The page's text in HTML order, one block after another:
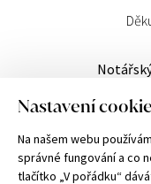
Nastavení
Na našem webu
správné fungování a co
tlačítko „V pořádku“
OR Krajský soud v Brně,
Upozornění: uvedené